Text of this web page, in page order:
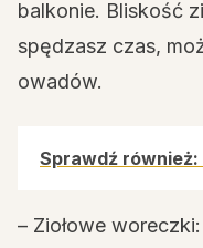
balkonie. Bliskość
spędzasz czas,
owadów.
Sprawdź również:
– Ziołowe